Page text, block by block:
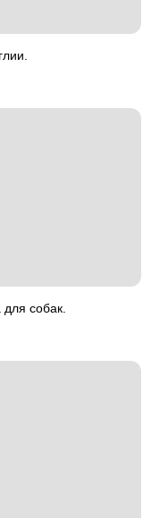
собак.